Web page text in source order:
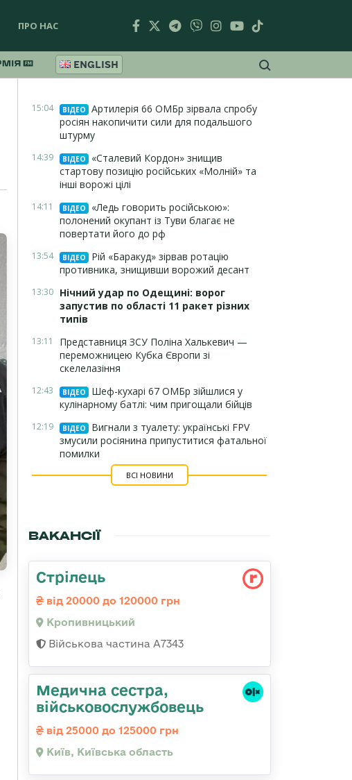
ПРО НАС
ENGLISH
15:04 ВІДЕО
Артилерія 66 ОМБр зірвала спробу
росіян накопичити сили для подальшого
штурму
14:39 ВІДЕО
«Сталевий Кордон» знищив
стартову позицію російських «Молній» та
інші ворожі цілі
14:11 ВІДЕО
«Ледь говорить російською»:
полонений окупант із Туви благає не
повертати його до рф
13:54 ВІДЕО
Рій «Баракуд» зірвав ротацію
противника, знищивши ворожий десант
13:30 Нічний удар по Одещині: ворог
запустив по області 11 ракет різних
типів
13:11
Представниця ЗСУ Поліна Халькевич —
переможницею Кубка Європи зі
скелелазіння
12:43 ВІДЕО
Шеф-кухарі 67 ОМБр зійшлися у
кулінарному батлі: чим пригощали бійців
12:19 ВІДЕО
Вигнали з туалету: українські FPV
змусили росіянина припуститися фатальної
помилки
ВСІ НОВИНИ
ВАКАНСІЇ
Стрілець
від 20000 до 120000 грн
Кропивницький
Військова частина А7343
Медична сестpа,
військовослужбовець
від 25000 до 125000 грн
Київ, Київська область